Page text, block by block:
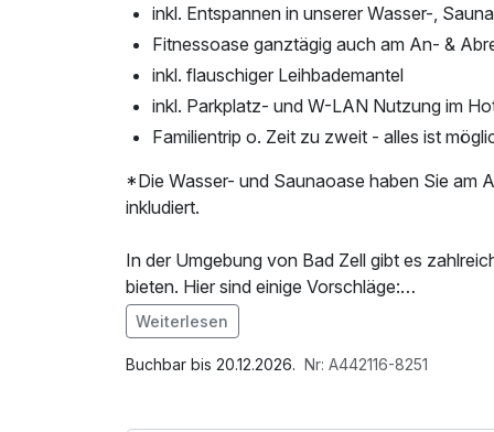
inkl. Entspannen in unserer Wasser-,
Fitnessoase ganztägig auch am An- &
inkl. flauschiger Leihbademantel
inkl. Parkplatz- und W-LAN Nutzung im
Familientrip o. Zeit zu zweit - alles ist
*Die Wasser- und Saunaoase haben Sie am
inkludiert.
In der Umgebung von Bad Zell gibt es
bieten. Hier sind einige Vorschläge:
* Mühlviertler Alm: Diese reizvolle Bergregion
und Naturliebhaber. Erkunden Sie die
Aussicht.
Im Angebot enthalten
Saunabenutzung, Leihbademantel, Parkplatz,
Weiterlesen
Buchbar bis 20.12.2026. Nr: A442116-8251